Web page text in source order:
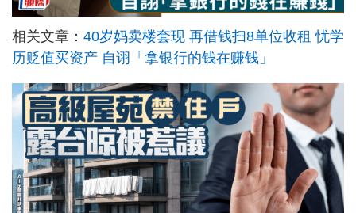
相关文章： 40岁妈卖楼套现 再借钱扫8单位收租 忧学
历贬值买资产 自诩「拿银行的钱在赚钱」